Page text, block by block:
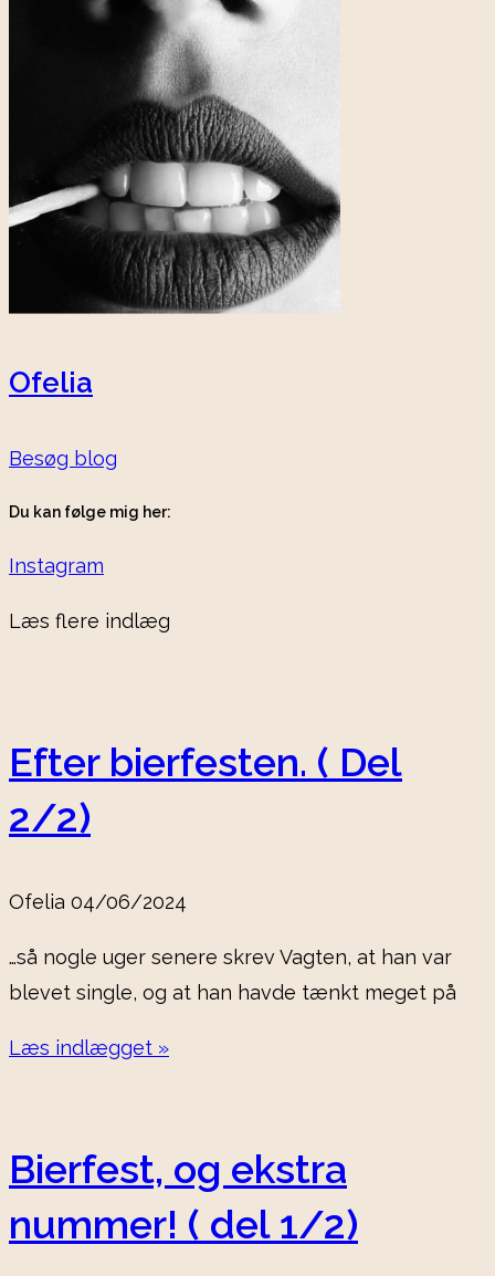
Ofelia
Besøg blog
Du kan følge mig her:
Instagram
Læs flere indlæg
Efter bierfesten. ( Del
2/2)
Ofelia 04/06/2024
…så nogle uger senere skrev Vagten, at han var
blevet single, og at han havde tænkt meget på
Læs indlægget »
Bierfest, og ekstra
nummer! ( del 1/2)